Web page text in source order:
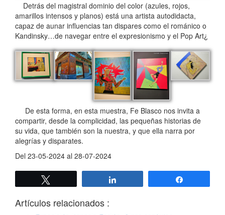
Detrás del magistral dominio del color (azules, rojos,
amarillos intensos y planos) está una artista autodidacta,
capaz de aunar influencias tan dispares como el románico o
Kandinsky…de navegar entre el expresionismo y el Pop Art¿
De esta forma, en esta muestra, Fe Blasco nos invita a
compartir, desde la complicidad, las pequeñas historias de
su vida, que también son la nuestra, y que ella narra por
alegrías y disparates.
Del 23-05-2024 al 28-07-2024
Artículos relacionados :